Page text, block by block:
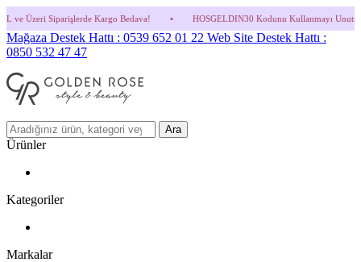
Kargo Bedava! • HOSGELDIN30 Kodunu Kullanmayı Unutma! (Parfüm ve
Mağaza Destek Hattı : 0539 652 01 22 Web Site Destek Hattı :
0850 532 47 47
Ara
Ürünler
Kategoriler
Markalar